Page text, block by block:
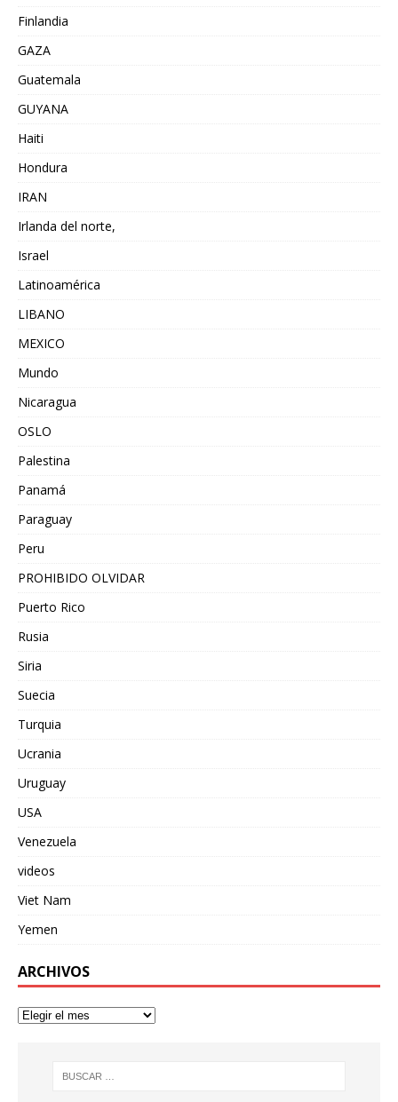
Finlandia
GAZA
Guatemala
GUYANA
Haiti
Hondura
IRAN
Irlanda del norte,
Israel
Latinoamérica
LIBANO
MEXICO
Mundo
Nicaragua
OSLO
Palestina
Panamá
Paraguay
Peru
PROHIBIDO OLVIDAR
Puerto Rico
Rusia
Siria
Suecia
Turquia
Ucrania
Uruguay
USA
Venezuela
videos
Viet Nam
Yemen
ARCHIVOS